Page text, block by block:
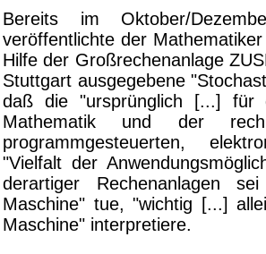
Bereits im Oktober/
veröffentlichte der
Hilfe der Großrechenanlage
Stuttgart ausgegebene
daß die "ursprünglich [...] für
Mathematik und der
programmgesteuerten,
"Vielfalt der
derartiger Rechenanlagen
Maschine" tue, "wichtig [...]
Maschine" interpretiere.